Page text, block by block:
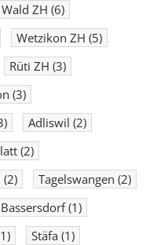
Wald ZH (6)
Wetzikon ZH (5)
Rüti ZH (3)
(3)
Adliswil (2)
(2)
(2) Tagelswangen (2)
Bassersdorf(1)
Stäfa (1)